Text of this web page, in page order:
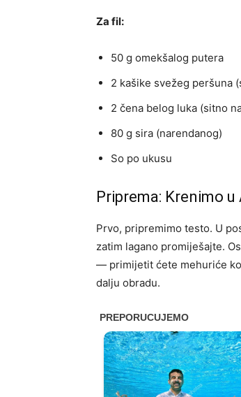
Za fil:
50 g omekšalog putera
2 kašike svežeg peršuna
2 čena belog luka (sitno
80 g sira (narendanog)
So po ukusu
Priprema: Krenimo u
Prvo, pripremimo testo. U
zatim lagano promiješajte.
— primijetit ćete mehuriće
dalju obradu.